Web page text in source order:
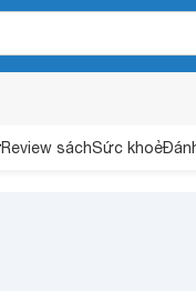
Review sáchSức khoẻ